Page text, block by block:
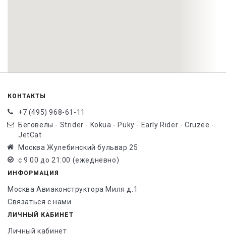
КОНТАКТЫ
+7 (495) 968-61-11
Беговелы - Strider - Kokua - Puky - Early Rider - Cruzee -
JetCat
Москва Жулебинский бульвар 25
с 9:00 до 21:00 (ежедневно)
ИНФОРМАЦИЯ
Москва Авиаконструктора Миля д.1
Связаться с нами
ЛИЧНЫЙ КАБИНЕТ
Личный кабинет